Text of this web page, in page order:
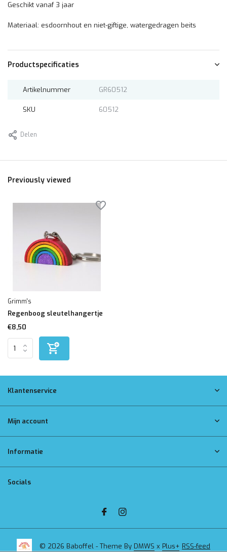
Geschikt vanaf 3 jaar
Materiaal: esdoornhout en niet-giftige, watergedragen beits
Productspecificaties
Artikelnummer GR60512
SKU 60512
Delen
Previously viewed
Grimm's
Regenboog sleutelhangertje
€8,50
Klantenservice
Mijn account
Informatie
Socials
© 2026 Baboffel - Theme By DMWS x Plus+ RSS-feed